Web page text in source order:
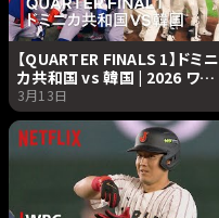
【QUARTER FINALS 1】ドミニ
カ共和国 vs 韓国 | 2026 ワー
ルドベースボールクラシック |
Netflix Japan
3月13日